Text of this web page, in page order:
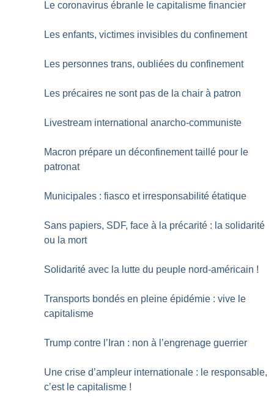
Le coronavirus ébranle le capitalisme financier
Les enfants, victimes invisibles du confinement
Les personnes trans, oubliées du confinement
Les précaires ne sont pas de la chair à patron
Livestream international anarcho-communiste
Macron prépare un déconfinement taillé pour le
patronat
Municipales : fiasco et irresponsabilité étatique
Sans papiers, SDF, face à la précarité : la solidarité
ou la mort
Solidarité avec la lutte du peuple nord-américain !
Transports bondés en pleine épidémie : vive le
capitalisme
Trump contre l’Iran : non à l’engrenage guerrier
Une crise d’ampleur internationale : le responsable,
c’est le capitalisme !